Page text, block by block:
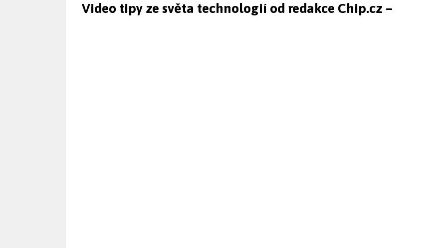
Video tipy ze světa technologií od redakce Chip.cz –